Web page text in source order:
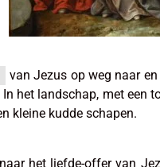
van Jezus op weg naar
het landschap, met een
kleine kudde schapen.
het liefde-offer van